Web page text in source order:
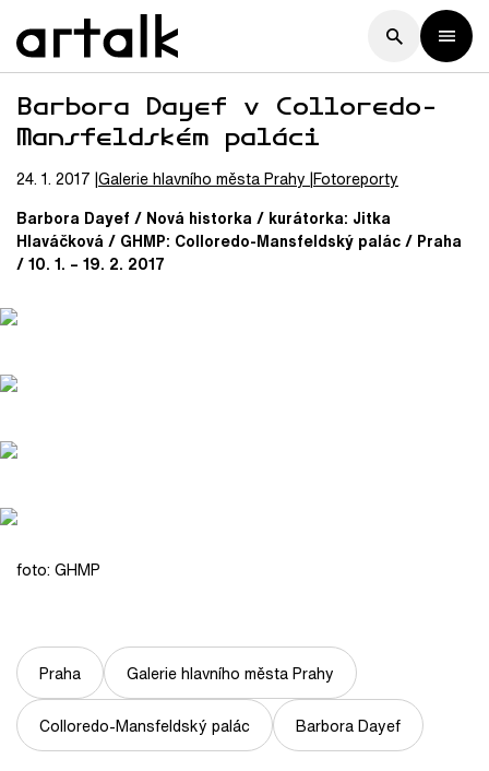
Barbora Dayef v Colloredo-
Mansfeldském paláci
24. 1. 2017 Galerie hlavního města Prahy Fotoreporty
Barbora Dayef / Nová historka / kurátorka: Jitka
Hlaváčková / GHMP: Colloredo-Mansfeldský palác / Praha
/ 10. 1. – 19. 2. 2017
foto: GHMP
Praha Galerie hlavního města Prahy
Colloredo-Mansfeldský palác Barbora Dayef